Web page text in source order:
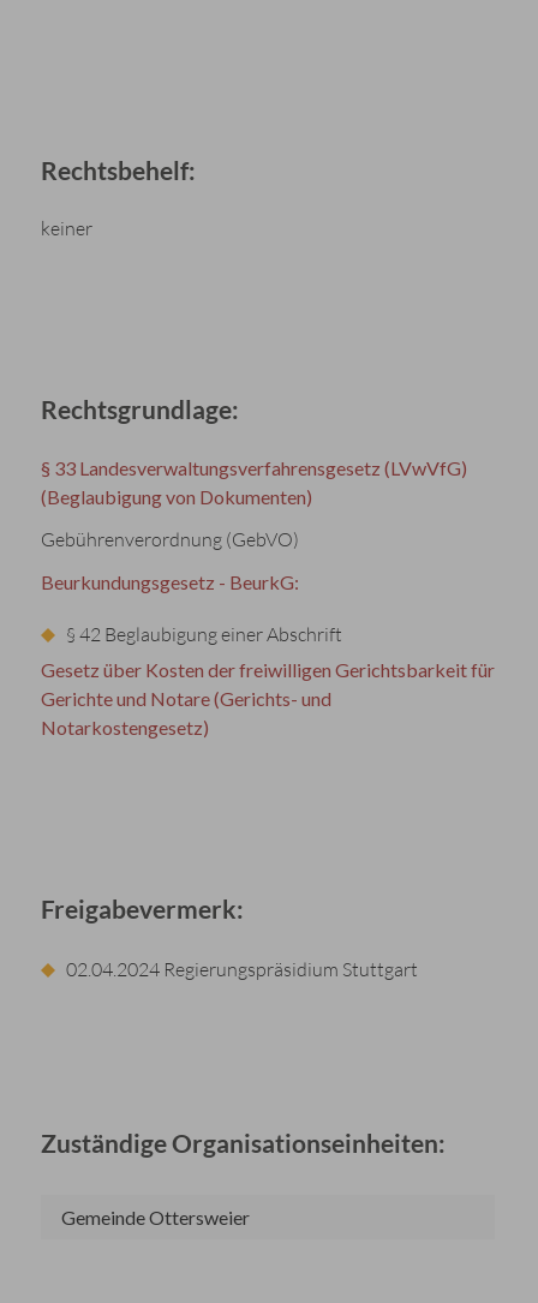
Rechtsbehelf:
keiner
Rechtsgrundlage:
§ 33 Landesverwaltungsverfahrensgesetz (LVwVfG)
(Beglaubigung von Dokumenten)
Gebührenverordnung (GebVO)
Beurkundungsgesetz - BeurkG:
§ 42 Beglaubigung einer Abschrift
Gesetz über Kosten der freiwilligen Gerichtsbarkeit für
Gerichte und Notare (Gerichts- und
Notarkostengesetz)
Freigabevermerk:
02.04.2024 Regierungspräsidium Stuttgart
Zuständige Organisationseinheiten:
Gemeinde Ottersweier